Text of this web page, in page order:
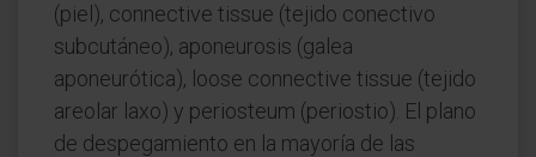
(piel), connective tissue (tejido conectivo
subcutáneo), aponeurosis (galea
aponeurótica), loose connective tissue (tejido
areolar laxo) y periosteum (periostio). El plano
de despegamiento en la mayoría de las